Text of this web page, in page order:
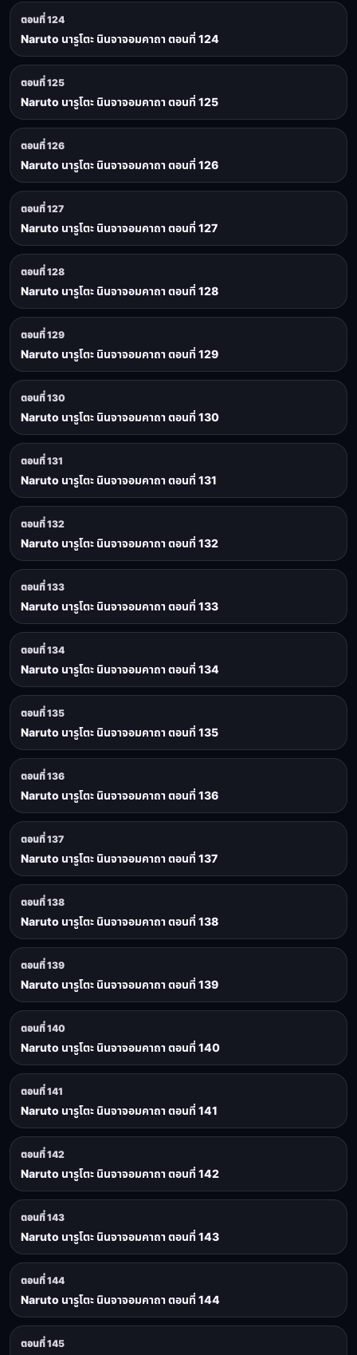
ตอนที่ 124
Naruto นารูโตะ นินจาจอมคาถา ตอนที่ 124
ตอนที่ 125
Naruto นารูโตะ นินจาจอมคาถา ตอนที่ 125
ตอนที่ 126
Naruto นารูโตะ นินจาจอมคาถา ตอนที่ 126
ตอนที่ 127
Naruto นารูโตะ นินจาจอมคาถา ตอนที่ 127
ตอนที่ 128
Naruto นารูโตะ นินจาจอมคาถา ตอนที่ 128
ตอนที่ 129
Naruto นารูโตะ นินจาจอมคาถา ตอนที่ 129
ตอนที่ 130
Naruto นารูโตะ นินจาจอมคาถา ตอนที่ 130
ตอนที่ 131
Naruto นารูโตะ นินจาจอมคาถา ตอนที่ 131
ตอนที่ 132
Naruto นารูโตะ นินจาจอมคาถา ตอนที่ 132
ตอนที่ 133
Naruto นารูโตะ นินจาจอมคาถา ตอนที่ 133
ตอนที่ 134
Naruto นารูโตะ นินจาจอมคาถา ตอนที่ 134
ตอนที่ 135
Naruto นารูโตะ นินจาจอมคาถา ตอนที่ 135
ตอนที่ 136
Naruto นารูโตะ นินจาจอมคาถา ตอนที่ 136
ตอนที่ 137
Naruto นารูโตะ นินจาจอมคาถา ตอนที่ 137
ตอนที่ 138
Naruto นารูโตะ นินจาจอมคาถา ตอนที่ 138
ตอนที่ 139
Naruto นารูโตะ นินจาจอมคาถา ตอนที่ 139
ตอนที่ 140
Naruto นารูโตะ นินจาจอมคาถา ตอนที่ 140
ตอนที่ 141
Naruto นารูโตะ นินจาจอมคาถา ตอนที่ 141
ตอนที่ 142
Naruto นารูโตะ นินจาจอมคาถา ตอนที่ 142
ตอนที่ 143
Naruto นารูโตะ นินจาจอมคาถา ตอนที่ 143
ตอนที่ 144
Naruto นารูโตะ นินจาจอมคาถา ตอนที่ 144
ตอนที่ 145